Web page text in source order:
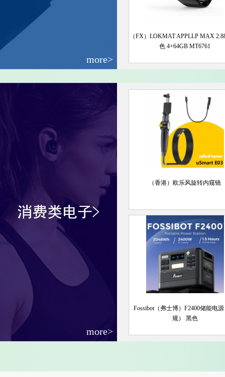
more>
（FX）LOKMAT APPLLP MAX
色 4+64GB MT6761
more>
（香港）欧乐风旋转内窥镜
Fossibot（弗士博）F2400储能电
规） 黑色